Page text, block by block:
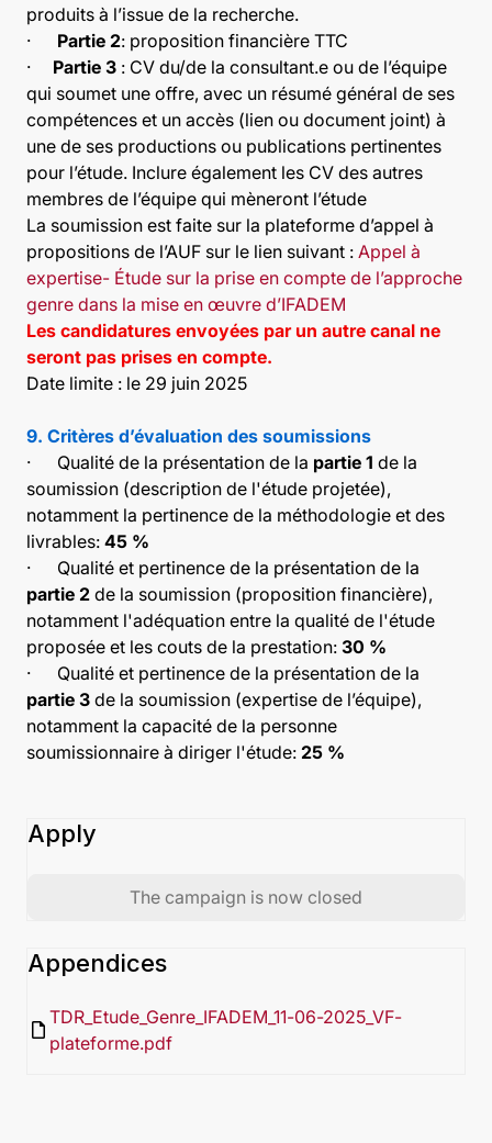
produits à l’issue de la recherche.
· Partie 2: proposition financière TTC
· Partie 3 : CV du/de la consultant.e ou de l’équipe
qui soumet une offre, avec un résumé général de ses
compétences et un accès (lien ou document joint) à
une de ses productions ou publications pertinentes
pour l’étude. Inclure également les CV des autres
membres de l’équipe qui mèneront l’étude
La soumission est faite sur la plateforme d’appel à
propositions de l’AUF sur le lien suivant : Appel à
expertise- Étude sur la prise en compte de l’approche
genre dans la mise en œuvre d’IFADEM
Les candidatures envoyées par un autre canal ne
seront pas prises en compte.
Date limite : le 29 juin 2025
9. Critères d’évaluation des soumissions
· Qualité de la présentation de la partie 1 de la
soumission (description de l'étude projetée),
notamment la pertinence de la méthodologie et des
livrables: 45 %
· Qualité et pertinence de la présentation de la
partie 2 de la soumission (proposition financière),
notamment l'adéquation entre la qualité de l'étude
proposée et les couts de la prestation: 30 %
· Qualité et pertinence de la présentation de la
partie 3 de la soumission (expertise de l’équipe),
notamment la capacité de la personne
soumissionnaire à diriger l'étude: 25 %
Apply
The campaign is now closed
Appendices
insert_drive_file TDR_Etude_Genre_IFADEM_11-06-2025_VF-
plateforme.pdf